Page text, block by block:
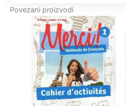
Povezani proizvodi